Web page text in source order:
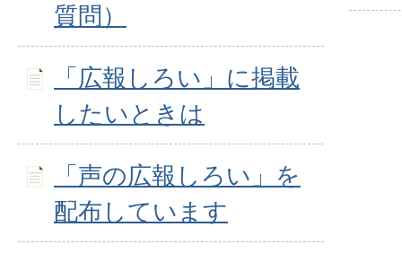
質問）
「広報しろい」に掲載
したいときは
「声の広報しろい」を
配布しています